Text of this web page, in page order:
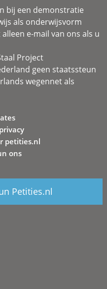
bij een demonstratie
als onderwijsvorm
e-mail van ons als u
Project
geen staatssteun
wegennet als
petities.nl
ons
Petities.nl